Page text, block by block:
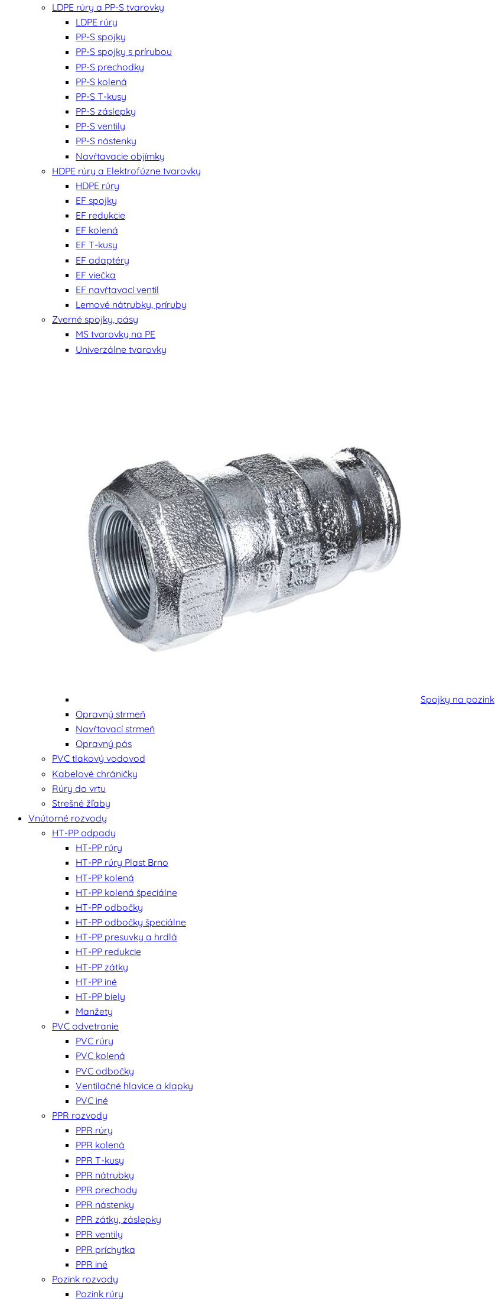
LDPE rúry a PP-S tvarovky
LDPE rúry
PP-S spojky
PP-S spojky s prírubou
PP-S prechodky
PP-S kolená
PP-S T-kusy
PP-S záslepky
PP-S ventily
PP-S nástenky
Navŕtavacie objímky
HDPE rúry a Elektrofúzne tvarovky
HDPE rúry
EF spojky
EF redukcie
EF kolená
EF T-kusy
EF adaptéry
EF viečka
EF navŕtavací ventil
Lemové nátrubky, príruby
Zverné spojky, pásy
MS tvarovky na PE
Univerzálne tvarovky
Spojky na pozink
Opravný strmeň
Navŕtavací strmeň
Opravný pás
PVC tlakový vodovod
Kabelové chráničky
Rúry do vrtu
Strešné žľaby
Vnútorné rozvody
HT-PP odpady
HT-PP rúry
HT-PP rúry Plast Brno
HT-PP kolená
HT-PP kolená špeciálne
HT-PP odbočky
HT-PP odbočky špeciálne
HT-PP presuvky a hrdlá
HT-PP redukcie
HT-PP zátky
HT-PP iné
HT-PP biely
Manžety
PVC odvetranie
PVC rúry
PVC kolená
PVC odbočky
Ventilačné hlavice a klapky
PVC iné
PPR rozvody
PPR rúry
PPR kolená
PPR T-kusy
PPR nátrubky
PPR prechody
PPR nástenky
PPR zátky, záslepky
PPR ventily
PPR príchytka
PPR iné
Pozink rozvody
Pozink rúry